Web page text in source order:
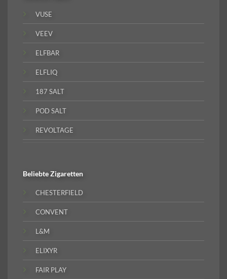
VUSE
VEEV
ELFBAR
ELFLIQ
187 SALT
POD SALT
REVOLTAGE
BeliebteZigaretten
CHESTERFIELD
CONVENT
L&M
ELIXYR
FAIR PLAY